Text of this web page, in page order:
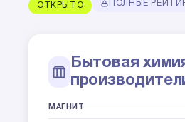
ОТКРЫТО ПОЛНЫЕ
Бытовая
МАГНИТ